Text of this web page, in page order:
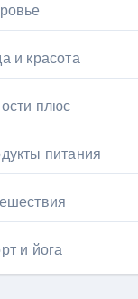
и красота
плюс
питания
и йога